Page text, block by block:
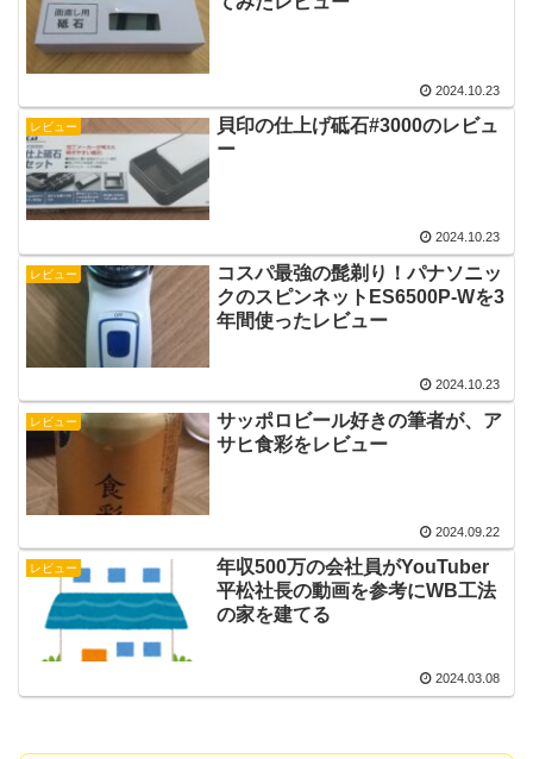
2024.10.23
レビュー
貝印の仕上げ砥石#3000のレビュ
ー
2024.10.23
レビュー
コスパ最強の髭剃り！パナソニッ
クのスピンネットES6500P-Wを3
年間使ったレビュー
2024.10.23
レビュー
サッポロビール好きの筆者が、ア
サヒ食彩をレビュー
2024.09.22
レビュー
年収500万の会社員がYouTuber
平松社長の動画を参考にWB工法
の家を建てる
2024.03.08